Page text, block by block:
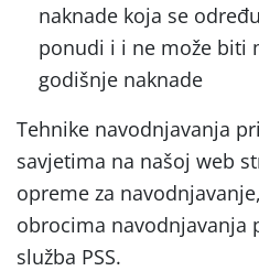
naknade koja se
ponudi i i ne može biti
godišnje naknade
Tehnike navodnjavanja
savjetima na našoj web
opreme za
obrocima navodnjavanja
služba PSS.